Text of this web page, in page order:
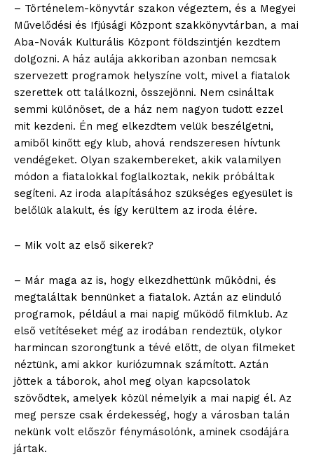
– Történelem-könyvtár szakon végeztem, és a Megyei
Művelődési és Ifjúsági Központ szakkönyvtárban, a mai
Aba-Novák Kulturális Központ földszintjén kezdtem
dolgozni. A ház aulája akkoriban azonban nemcsak
szervezett programok helyszíne volt, mivel a fiatalok
szerettek ott találkozni, összejönni. Nem csináltak
semmi különöset, de a ház nem nagyon tudott ezzel
mit kezdeni. Én meg elkezdtem velük beszélgetni,
amiből kinőtt egy klub, ahová rendszeresen hívtunk
vendégeket. Olyan szakembereket, akik valamilyen
módon a fiatalokkal foglalkoztak, nekik próbáltak
segíteni. Az iroda alapításához szükséges egyesület is
belőlük alakult, és így kerültem az iroda élére.
– Mik volt az első sikerek?
– Már maga az is, hogy elkezdhettünk működni, és
megtaláltak bennünket a fiatalok. Aztán az elinduló
programok, például a mai napig működő filmklub. Az
első vetítéseket még az irodában rendeztük, olykor
harmincan szorongtunk a tévé előtt, de olyan filmeket
néztünk, ami akkor kuriózumnak számított. Aztán
jöttek a táborok, ahol meg olyan kapcsolatok
szövődtek, amelyek közül némelyik a mai napig él. Az
meg persze csak érdekesség, hogy a városban talán
nekünk volt először fénymásolónk, aminek csodájára
jártak.